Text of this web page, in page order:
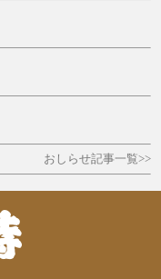
おしらせ記事一覧>>